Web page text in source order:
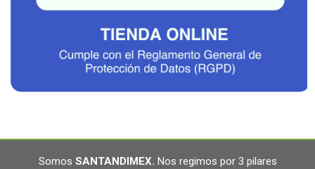
Somos SANTANDIMEX. Nos regimos por 3 pilares